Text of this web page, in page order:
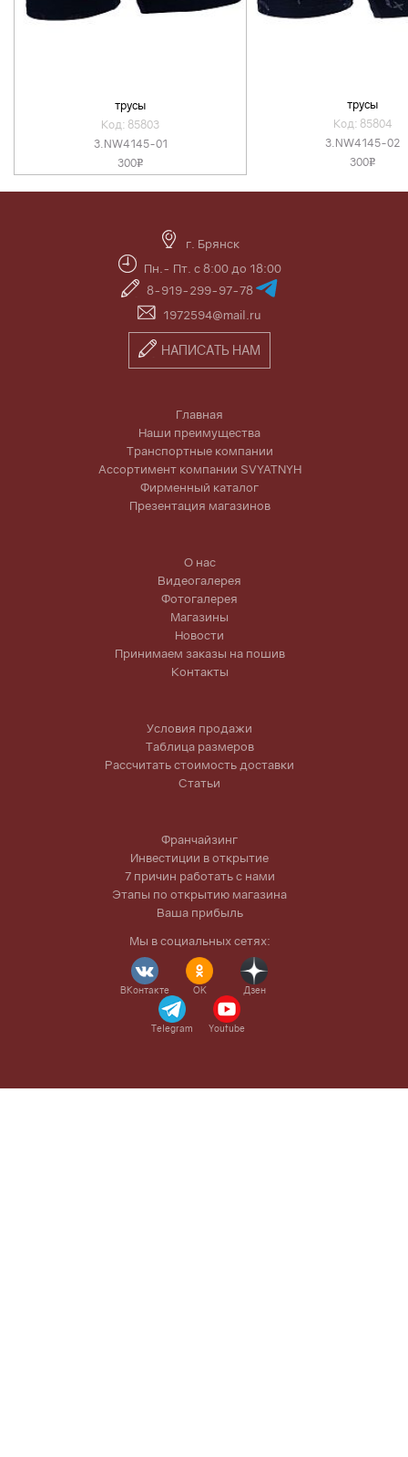
трусы
Код: 85803
3.NW4145-01
300v
трусы
Код: 85804
3.NW4145-02
300v
г. Брянск
Пн.- Пт. с 8:00 до 18:00
8-919-299-97-78
1972594@mail.ru
НАПИСАТЬ НАМ
Главная
Наши преимущества
Транспортные компании
Ассортимент компании SVYATNYH
Фирменный каталог
Презентация магазинов
О нас
Видеогалерея
Фотогалерея
Магазины
Новости
Принимаем заказы на пошив
Контакты
Условия продажи
Таблица размеров
Рассчитать стоимость доставки
Статьи
Франчайзинг
Инвестиции в открытие
7 причин работать с нами
Этапы по открытию магазина
Ваша прибыль
Мы в социальных сетях:
ВКонтакте OK Дзен
Telegram Youtube